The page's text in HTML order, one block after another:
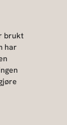
brukt
har